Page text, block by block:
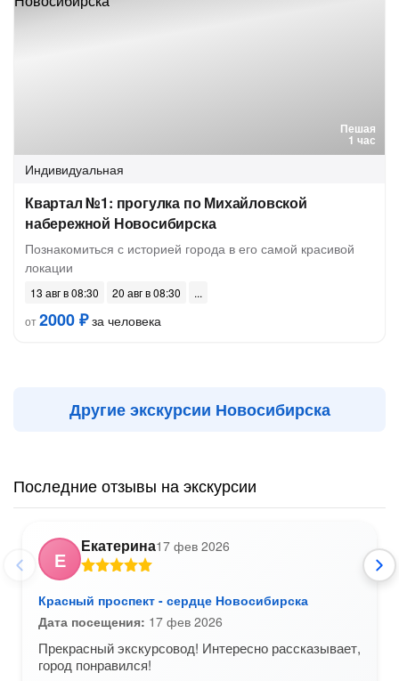
Пешая
1 час
Индивидуальная
Квартал №1: прогулка по Михайловской
набережной Новосибирска
Познакомиться с историей города в его самой красивой
локации
13 авг в 08:30
20 авг в 08:30
от2000 ₽за человека
Другие экскурсии Новосибирска
Последние отзывы на экскурсии
Е
Екатерина17 фев 2026
Красный проспект - сердце Новосибирска
Дата посещения: 17 фев 2026
Прекрасный экскурсовод! Интересно рассказывает,
город понравился!